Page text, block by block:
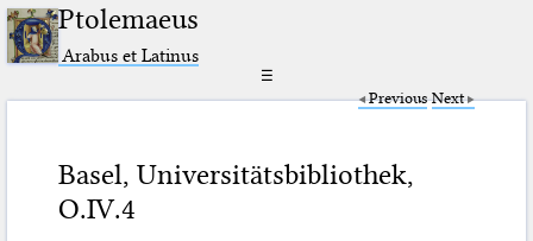
Ptolemaeus
Arabus et Latinus
☰
Previous Next
Basel, Universitätsbibliothek,
O.IV.4